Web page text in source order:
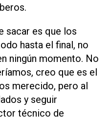
sacar es que los
hasta el final, no
ningún momento. No
creo que es el
merecido, pero al
y seguir
técnico de